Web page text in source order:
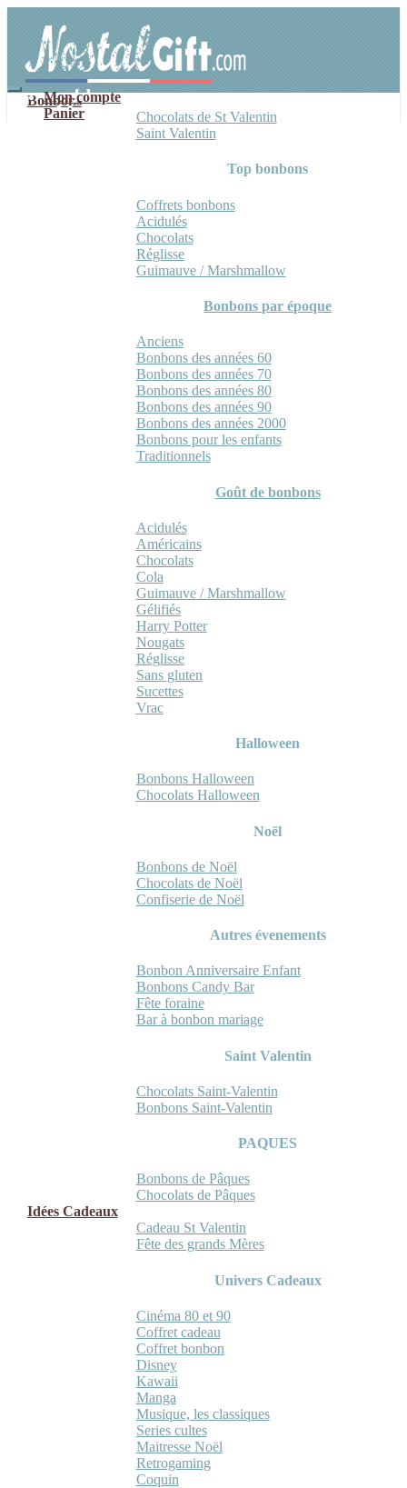
navigation
contenu
Mon compte
Panier
Bonbons
Chocolats de St Valentin
Saint Valentin
Top bonbons
Coffrets bonbons
Acidulés
Chocolats
Réglisse
Guimauve / Marshmallow
Bonbons par époque
Anciens
Bonbons des années 60
Bonbons des années 70
Bonbons des années 80
Bonbons des années 90
Bonbons des années 2000
Bonbons pour les enfants
Traditionnels
Goût de bonbons
Acidulés
Américains
Chocolats
Cola
Guimauve / Marshmallow
Gélifiés
Harry Potter
Nougats
Réglisse
Sans gluten
Sucettes
Vrac
Halloween
Bonbons Halloween
Chocolats Halloween
Noël
Bonbons de Noël
Chocolats de Noël
Confiserie de Noël
Autres évenements
Bonbon Anniversaire Enfant
Bonbons Candy Bar
Fête foraine
Bar à bonbon mariage
Saint Valentin
Chocolats Saint-Valentin
Bonbons Saint-Valentin
PAQUES
Bonbons de Pâques
Chocolats de Pâques
Idées Cadeaux
Cadeau St Valentin
Fête des grands Mères
Univers Cadeaux
Cinéma 80 et 90
Coffret cadeau
Coffret bonbon
Disney
Kawaii
Manga
Musique, les classiques
Series cultes
Maitresse Noël
Retrogaming
Coquin